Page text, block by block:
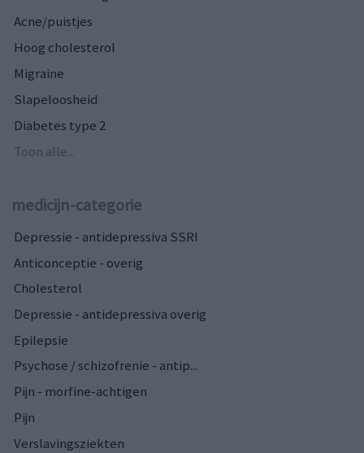
Acne/puistjes
Hoog cholesterol
Migraine
Slapeloosheid
Diabetes type 2
Toon alle...
medicijn-categorie
Depressie - antidepressiva SSRI
Anticonceptie - overig
Cholesterol
Depressie - antidepressiva overig
Epilepsie
Psychose / schizofrenie - antip...
Pijn - morfine-achtigen
Pijn
Verslavingsziekten